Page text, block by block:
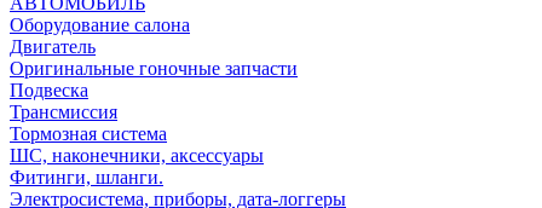
Оборудование салона
Двигатель
Оригинальные гоночные запчасти
Подвеска
Трансмиссия
Тормозная система
ШС, наконечники, аксессуары
Фитинги, шланги.
Электросистема, приборы, дата-логгеры